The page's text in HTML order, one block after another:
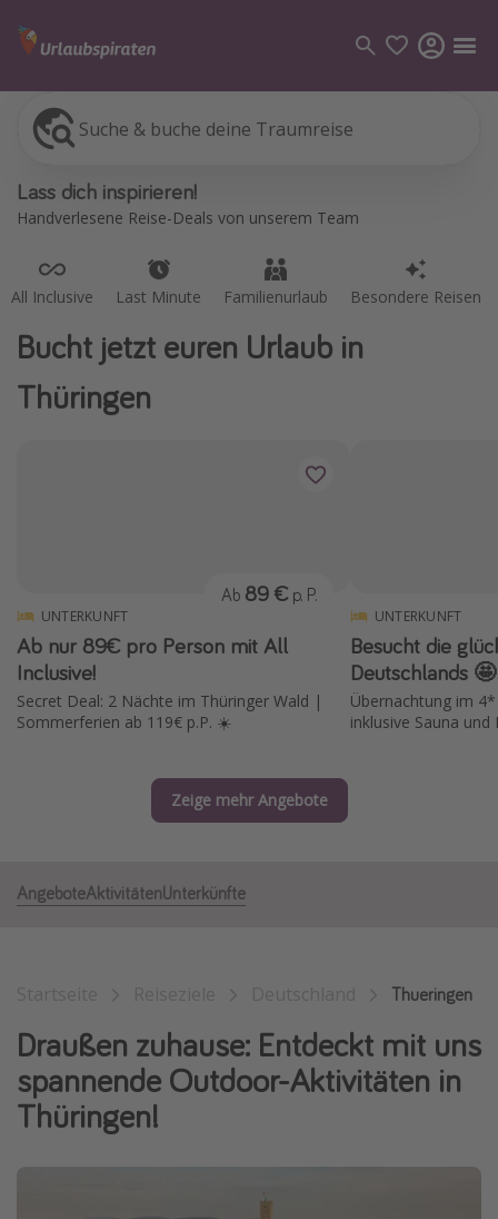
Suche & buche deine Traumreise
Lass dich inspirieren!
Handverlesene Reise-Deals von unserem Team
All Inclusive Last Minute Familienurlaub Besondere Reisen
All Inclusive
Flüge
Pauschalreisen
Alle Reiseziele
Kefalonia Urlaub
Krabi Urlaub
Tulum Urlaub
Alle Reisethemen
Singlereisen
Strandurlaub
Gruppenreisen
Bucht jetzt euren Urlaub in
Thüringen
UNTERKUNFT
Ab nur 89€ pro Person mit All
Inclusive!
Secret Deal: 2 Nächte im Thüringer Wald |
Sommerferien ab 119€ p.P. ☀️
Ab 89 € p. P.
UNTERKUNFT
Besucht die
Deutschlands 🤩
Übernachtung im
inklusive Sauna
Zeige mehr Angebote
AngeboteAktivitätenUnterkünfte
Thueringen
Draußen zuhause: Entdeckt mit uns
spannende Outdoor-Aktivitäten in
Thüringen!